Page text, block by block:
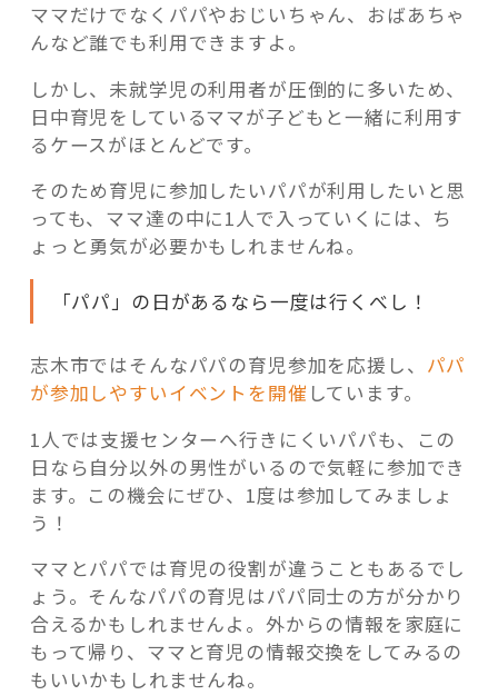
ママだけでなくパパやおじいちゃん、おばあちゃ
んなど誰でも利用できますよ。
しかし、未就学児の利用者が圧倒的に多いため、
日中育児をしているママが子どもと一緒に利用す
るケースがほとんどです。
そのため育児に参加したいパパが利用したいと思
っても、ママ達の中に1人で入っていくには、ち
ょっと勇気が必要かもしれませんね。
「パパ」の日があるなら一度は行くべし！
志木市ではそんなパパの育児参加を応援し、 パパ
が参加しやすいイベントを開催 しています。
1人では支援センターへ行きにくいパパも、この
日なら自分以外の男性がいるので気軽に参加でき
ます。この機会にぜひ、1度は参加してみましょ
う！
ママとパパでは育児の役割が違うこともあるでし
ょう。そんなパパの育児はパパ同士の方が分かり
合えるかもしれませんよ。外からの情報を家庭に
もって帰り、ママと育児の情報交換をしてみるの
もいいかもしれませんね。